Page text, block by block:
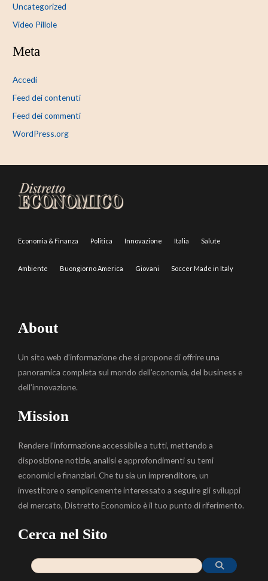
Uncategorized
Video Pillole
Meta
Accedi
Feed dei contenuti
Feed dei commenti
WordPress.org
Economia & Finanza Politica Innovazione Italia Salute
Ambiente Buongiorno America Giovani Soccer Made in Italy
About
Un sito web d’informazione che si propone di offrire una
panoramica completa sul mondo dell’economia, del business e
dell’innovazione.
Mission
Rendere l’informazione accessibile a tutti, mettendo a
disposizione notizie, analisi e approfondimenti su temi
economici e finanziari. Che tu sia un imprenditore, un
investitore o semplicemente interessato a seguire gli sviluppi
del mercato, Distretto Economico è il tuo punto di riferimento.
Cerca nel Sito